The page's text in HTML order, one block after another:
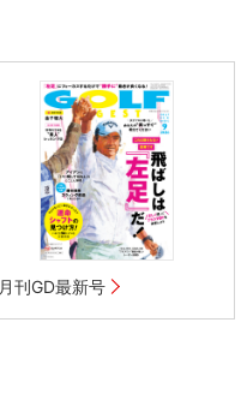
月刊GD最新号